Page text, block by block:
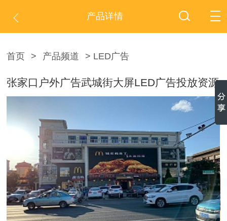
产品详情
首页 > 产品频道 > LED广告
张家口户外广告武城街大屏LED广告投放资源